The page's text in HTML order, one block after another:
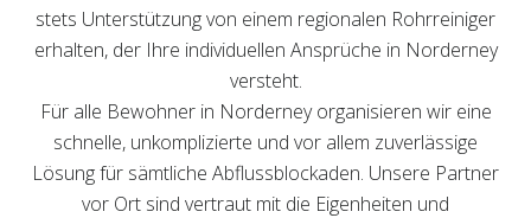
stets Unterstützung von einem regionalen Rohrreiniger
erhalten, der Ihre individuellen Ansprüche in Norderney
versteht.
Für alle Bewohner in Norderney organisieren wir eine
schnelle, unkomplizierte und vor allem zuverlässige
Lösung für sämtliche Abflussblockaden. Unsere Partner
vor Ort sind vertraut mit die Eigenheiten und